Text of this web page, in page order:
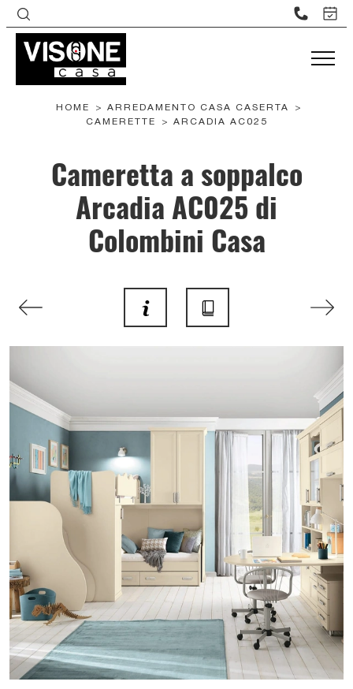
HOME > ARREDAMENTO CASA CASERTA
>
CAMERETTE
> ARCADIA AC025
Cameretta a soppalco
Arcadia AC025 di
Colombini Casa